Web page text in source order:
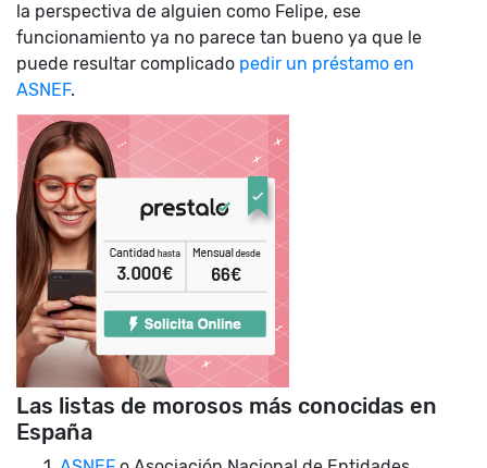
la perspectiva de alguien como Felipe, ese
funcionamiento ya no parece tan bueno ya que le
puede resultar complicado pedir un préstamo en
ASNEF.
Las listas de morosos más conocidas en
España